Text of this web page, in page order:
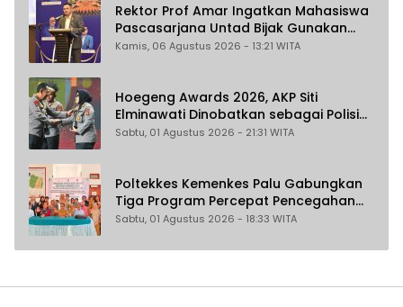
Rektor Prof Amar Ingatkan Mahasiswa
Pascasarjana Untad Bijak Gunakan
Akal Imitasi
Kamis, 06 Agustus 2026 - 13:21 WITA
Hoegeng Awards 2026, AKP Siti
Elminawati Dinobatkan sebagai Polisi
Pelindung Perempuan dan Anak
Sabtu, 01 Agustus 2026 - 21:31 WITA
Poltekkes Kemenkes Palu Gabungkan
Tiga Program Percepat Pencegahan
Stunting di Donggala
Sabtu, 01 Agustus 2026 - 18:33 WITA